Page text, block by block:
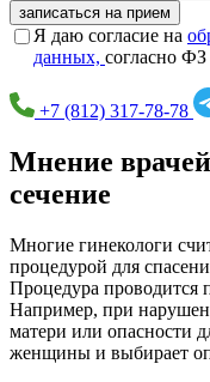
записаться на прием
Я даю согласие на
данных, согласно
+7 (812) 317-78-78
Мнение
сечение
Многие гинекологи
процедурой для
Процедура проводится
Например, при
матери или опасности
женщины и выбирает